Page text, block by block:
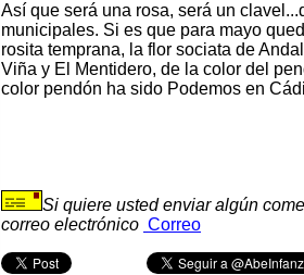
Así que será una rosa, será un
municipales. Si es que para mayo
rosita temprana, la flor sociata de
Viña y El Mentidero, de la color del
color pendón ha sido Podemos en
Si quiere usted enviar algún
correo electrónico Correo